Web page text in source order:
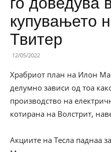
купувањето
Твитер
12/05/2022
Храбриот план на Илон
делумно зависи од тоа
производство на
котирана на Волстрит,
Акциите на Тесла паднаа